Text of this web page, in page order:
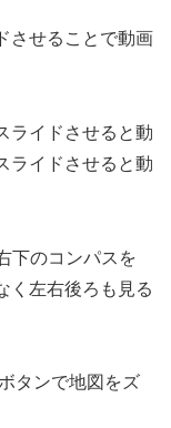
させることで動画
ライドさせると動
ライドさせると動
下のコンパスを
く左右後ろも見る
タンで地図をズ